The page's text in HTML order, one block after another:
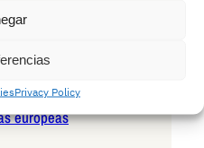
Privacy Policy
elecciones
borrachos que
europeas